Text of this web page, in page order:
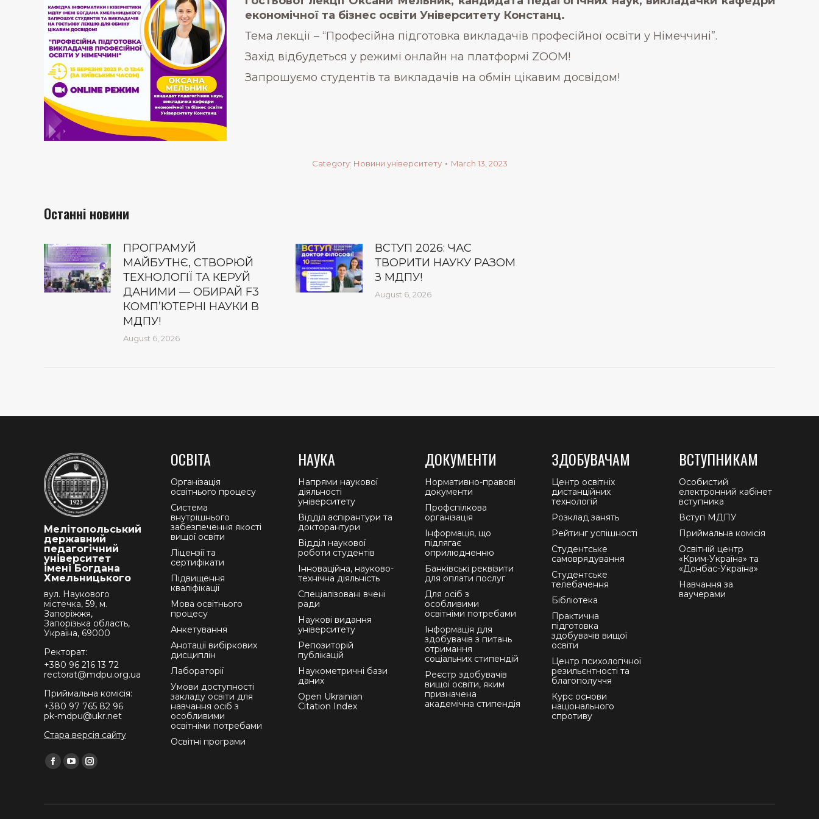
економічної та бізнес освіти Університету Констанц.
Тема лекції – “Професійна підготовка викладачів професійної освіти у Німеччині”.
Захід відбудеться у режимі онлайн на платформі ZOOM!
Запрошуємо студентів та викладачів на обмін цікавим досвідом!
Category: Новини університету March 13, 2023
Останні новини
ПРОГРАМУЙ
МАЙБУТНЄ, СТВОРЮЙ
ТЕХНОЛОГІЇ ТА КЕРУЙ
ДАНИМИ — ОБИРАЙ F3
КОМП’ЮТЕРНІ НАУКИ В
МДПУ!
August 6, 2026
ВСТУП 2026: ЧАС
ТВОРИТИ НАУКУ РАЗОМ
З МДПУ!
August 6, 2026
Мелітопольський
державний
педагогічний
університет
імені Богдана
Хмельницького
вул. Наукового
містечка, 59, м.
Запоріжжя,
Запорізька область,
Україна, 69000
Ректорат:
+380 96 216 13 72
rectorat@mdpu.org.ua
Приймальна комісія:
+380 97 765 82 96
pk-mdpu@ukr.net
Стара версія сайту
Find us on:
Facebook
YouTubeInstagram
ОСВІТА
Організація
освітнього процесу
Система
внутрішнього
забезпечення якості
вищої освіти
Ліцензії та
сертифікати
Підвищення
кваліфікації
Мова освітнього
процесу
Анкетування
Анотації вибіркових
дисциплін
Лабораторії
Умови доступності
закладу освіти для
навчання осіб з
особливими
освітніми потребами
Освітні програми
НАУКА
Напрями наукової
діяльності
університету
Відділ аспірантури та
докторантури
Відділ наукової
роботи студентів
Інноваційна, науково-
технічна діяльність
Спеціалізовані вчені
ради
Наукові видання
університету
Репозиторій
публікацій
Наукометричні бази
даних
Open Ukrainian
Citation Index
ДОКУМЕНТИ
Нормативно-правові
документи
Профспілкова
організація
Інформація, що
підлягає
оприлюдненню
Банківські реквізити
для оплати послуг
Для осіб з
особливими
освітніми потребами
Інформація для
здобувачів з питань
отримання
соціальних стипендій
Реєстр здобувачів
вищої освіти, яким
призначена
академічна стипендія
ЗДОБУВАЧАМ
Центр освітніх
дистанційних
технологій
Розклад занять
Рейтинг успішності
Студентське
самоврядування
Студентське
телебачення
Бібліотека
Практична
підготовка
здобувачів вищої
освіти
Центр психологічної
резильєнтності та
благополуччя
Курс основи
національного
спротиву
ВСТУПНИКАМ
Особистий
електронний кабінет
вступника
Вступ МДПУ
Приймальна комісія
Освітній центр
«Крим-Україна» та
«Донбас-Україна»
Навчання за
ваучерами